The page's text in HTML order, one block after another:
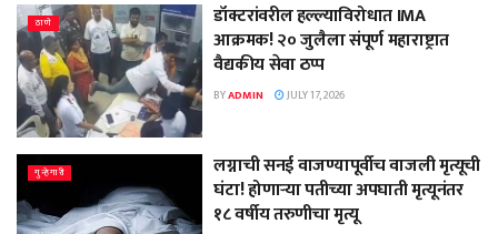
ठाणे
डॉक्टरांवरील हल्ल्याविरोधात IMA
आक्रमक! २० जुलैला संपूर्ण महाराष्ट्रात
वैद्यकीय सेवा ठप्प
BYADMIN JULY 17, 2026
गुन्हेगारी
लग्नाची सनई वाजण्यापूर्वीच वाजली मृत्यूची
घंटा! होणाऱ्या पतीच्या अपघाती मृत्यूनंतर
१८ वर्षीय तरुणीचा मृत्यू